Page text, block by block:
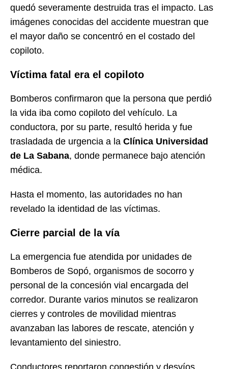
quedó severamente destruida tras el impacto. Las
imágenes conocidas del accidente muestran que
el mayor daño se concentró en el costado del
copiloto.
Víctima fatal era el copiloto
Bomberos confirmaron que la persona que perdió
la vida iba como copiloto del vehículo. La
conductora, por su parte, resultó herida y fue
trasladada de urgencia a la Clínica Universidad
de La Sabana, donde permanece bajo atención
médica.
Hasta el momento, las autoridades no han
revelado la identidad de las víctimas.
Cierre parcial de la vía
La emergencia fue atendida por unidades de
Bomberos de Sopó, organismos de socorro y
personal de la concesión vial encargada del
corredor. Durante varios minutos se realizaron
cierres y controles de movilidad mientras
avanzaban las labores de rescate, atención y
levantamiento del siniestro.
Conductores reportaron congestión y desvíos